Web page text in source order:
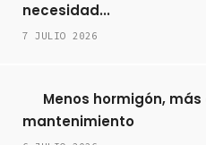
necesidad...
7 JULIO 2026
Menos hormigón,
mantenimiento